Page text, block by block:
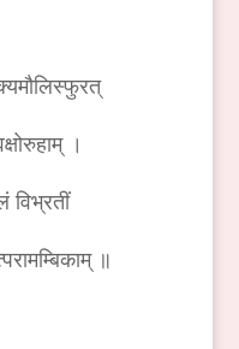
।
विभ्रतीं
॥